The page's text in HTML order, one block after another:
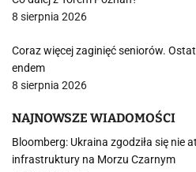
8 sierpnia 2026
Coraz więcej zaginięć seniorów.
endem
8 sierpnia 2026
NAJNOWSZE WIADOMOŚCI
Bloomberg: Ukraina zgodziła się nie
infrastruktury na Morzu Czarnym